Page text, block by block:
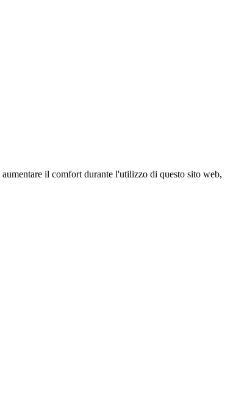
il comfort durante l'utilizzo di questo sito web,